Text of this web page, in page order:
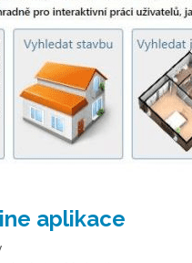
aplikace